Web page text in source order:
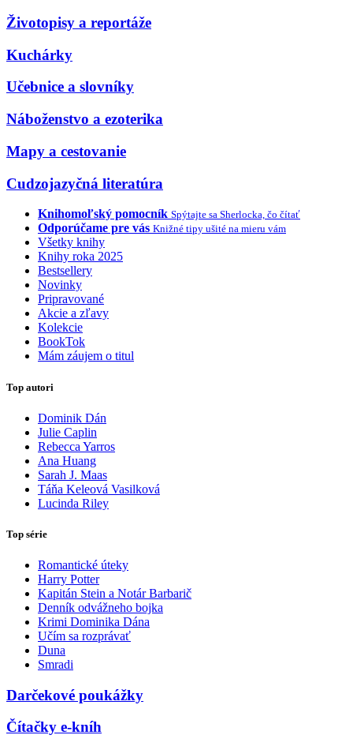
Životopisy a reportáže
Kuchárky
Učebnice a slovníky
Náboženstvo a ezoterika
Mapy a cestovanie
Cudzojazyčná literatúra
Knihomoľský pomocník Spýtajte sa Sherlocka, čo čítať
Odporúčame pre vás Knižné tipy ušité na mieru vám
Všetky knihy
Knihy roka 2025
Bestsellery
Novinky
Pripravované
Akcie a zľavy
Kolekcie
BookTok
Mám záujem o titul
Top autori
Dominik Dán
Julie Caplin
Rebecca Yarros
Ana Huang
Sarah J. Maas
Táňa Keleová Vasilková
Lucinda Riley
Top série
Romantické úteky
Harry Potter
Kapitán Stein a Notár Barbarič
Denník odvážneho bojka
Krimi Dominika Dána
Učím sa rozprávať
Duna
Smradi
Darčekové poukážky
Čítačky e-kníh